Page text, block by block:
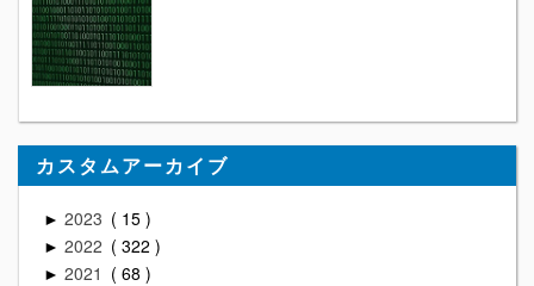
カスタムアーカイブ
► 2023 15
► 2022 322
► 2021 68